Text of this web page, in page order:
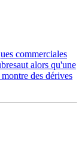
commerciales
alors qu'une
des dérives